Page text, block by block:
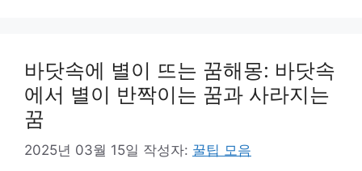
바닷속에 별이 뜨는 꿈해몽: 바닷속
에서 별이 반짝이는 꿈과 사라지는
꿈
2025년 03월 15일 작성자: 꿀팁 모음